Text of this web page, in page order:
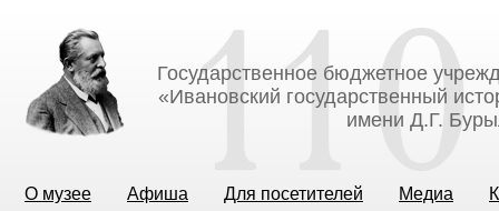
Государственное бюджетное
«Ивановский государственный
имени Д.Г.
О музее Афиша Для посетителей Медиа